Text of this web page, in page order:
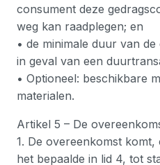
consument deze
weg kan raadplegen; en
• de minimale duur van
in geval van een
• Optioneel: beschikbare
materialen.
Artikel 5 – De
1. De overeenkomst
het bepaalde in lid 4, tot